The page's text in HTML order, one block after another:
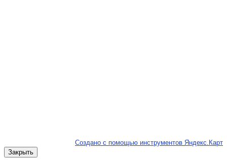
Создано с помощью инструментов Яндекс.Карт
Закрыть